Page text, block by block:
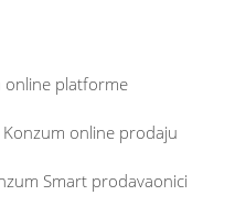
online platforme
online prodaju
Smart prodavaonici